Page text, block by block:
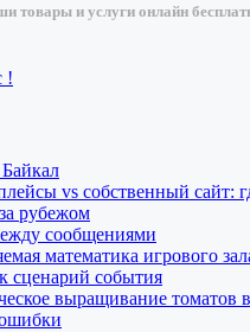
товары и услуги онлайн
!
vs собственный сайт:
рубежом
сообщениями
математика игрового
сценарий события
выращивание томатов